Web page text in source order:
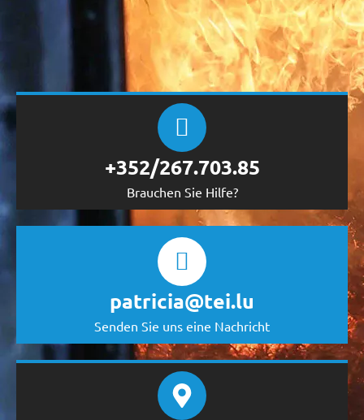
+352/267.703.85
Brauchen Sie Hilfe?
patricia@tei.lu
Senden Sie uns eine Nachricht